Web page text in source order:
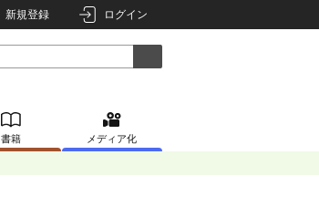
新規登録 ログイン
書籍 メディア化